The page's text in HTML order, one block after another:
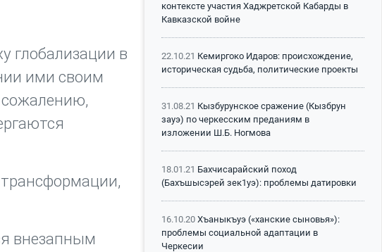
глобализации в
ими своим
внезапным
контексте участия Хаджретской Кабарды в
Кавказской войне
22.10.21 Кемиргоко Идаров: происхождение,
историческая судьба, политические проекты
31.08.21 Кызбурунское сражение (Кызбрун
зауэ) по черкесским преданиям в
изложении Ш.Б. Ногмова
18.01.21 Бахчисарайский поход
(Бахъшысэрей зек1уэ): проблемы датировки
16.10.20 Хъаныкъуэ («ханские сыновья»):
проблемы социальной адаптации в
Черкесии